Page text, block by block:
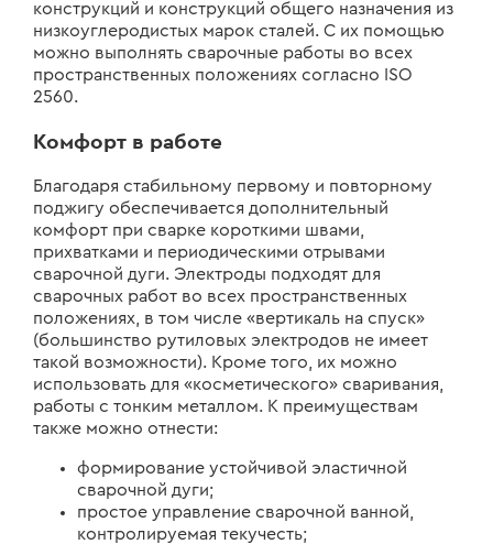
конструкций и конструкций общего назначения из
низкоуглеродистых марок сталей. С их помощью
можно выполнять сварочные работы во всех
пространственных положениях согласно ISO
2560.
Комфорт в работе
Благодаря стабильному первому и повторному
поджигу обеспечивается дополнительный
комфорт при сварке короткими швами,
прихватками и периодическими отрывами
сварочной дуги. Электроды подходят для
сварочных работ во всех пространственных
положениях, в том числе «вертикаль на спуск»
(большинство рутиловых электродов не имеет
такой возможности). Кроме того, их можно
использовать для «косметического» сваривания,
работы с тонким металлом. К преимуществам
также можно отнести:
формирование устойчивой эластичной
сварочной дуги;
простое управление сварочной ванной,
контролируемая текучесть;